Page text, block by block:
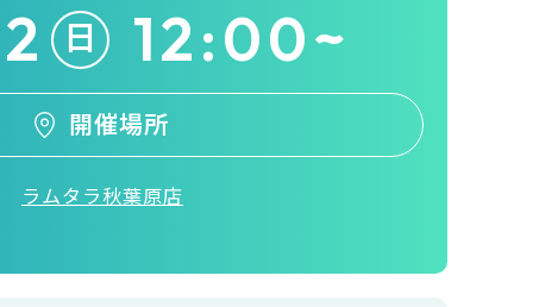
日 12:00~
開催場所
ラムタラ秋葉原店